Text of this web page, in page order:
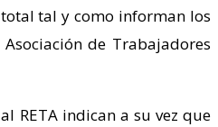
tal y como informan los
de Trabajadores
RETA indican a su vez que